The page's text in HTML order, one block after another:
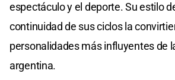
espectáculo y el deporte. Su estilo
continuidad de sus ciclos la
personalidades más influyentes de
argentina.